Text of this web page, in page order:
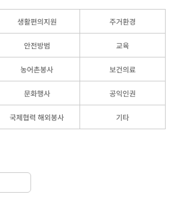
생활편의지원 주거환경
안전방범 교육
농어촌봉사 보건의료
문화행사 공익인권
국제협력 해외봉사 기타